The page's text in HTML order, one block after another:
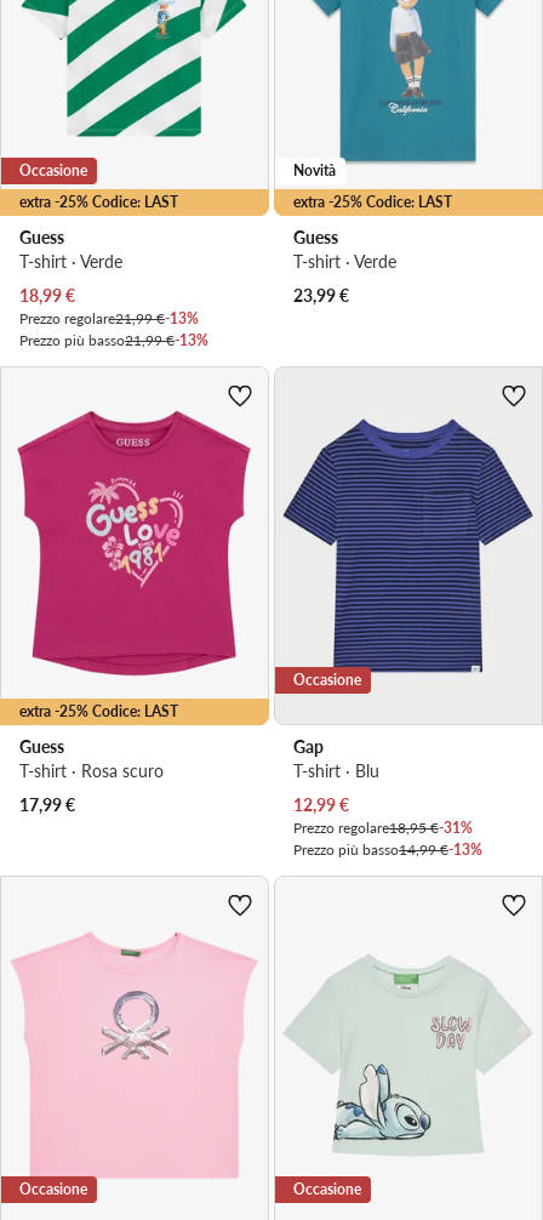
extra -25% Codice: LAST
Occasione
Guess
T-shirt · Verde
Prezzo attuale
18,99€
Prezzo regolare21,99 €-13%
Prezzo più basso21,99 €-13%
extra -25% Codice: LAST
Novità
Guess
T-shirt · Verde
23,99€
extra -25% Codice: LAST
Guess
T-shirt · Rosa scuro
17,99€
Occasione
Gap
T-shirt · Blu
Prezzo attuale
12,99€
Prezzo regolare18,95 €-31%
Prezzo più basso14,99 €-13%
Occasione Occasione